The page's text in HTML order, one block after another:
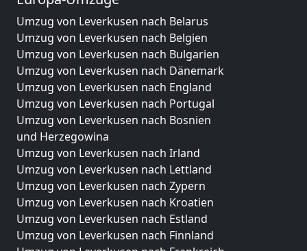
Umzug von Leverkusen nach Belarus
Umzug von Leverkusen nach Belgien
Umzug von Leverkusen nach Bulgarien
Umzug von Leverkusen nach Dänemark
Umzug von Leverkusen nach England
Umzug von Leverkusen nach Portugal
Umzug von Leverkusen nach Bosnien
und Herzegowina
Umzug von Leverkusen nach Irland
Umzug von Leverkusen nach Lettland
Umzug von Leverkusen nach Zypern
Umzug von Leverkusen nach Kroatien
Umzug von Leverkusen nach Estland
Umzug von Leverkusen nach Finnland